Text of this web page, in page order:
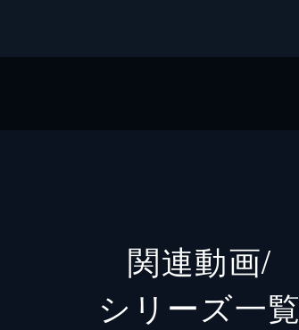
関連動画/
シリーズ⼀覧